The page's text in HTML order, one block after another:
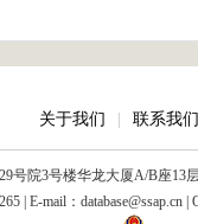
关于我们 联系我们
号院3号楼华龙大厦A/B座13
| E-mail：database@ssap.cn